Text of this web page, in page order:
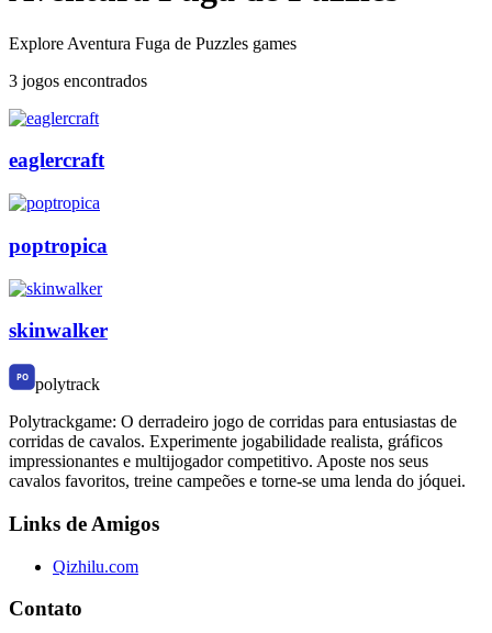
Explore Aventura Fuga de Puzzles games
3 jogos encontrados
eaglercraft
poptropica
skinwalker
polytrack
Polytrackgame: O derradeiro jogo de corridas para entusiastas de
corridas de cavalos. Experimente jogabilidade realista, gráficos
impressionantes e multijogador competitivo. Aposte nos seus
cavalos favoritos, treine campeões e torne-se uma lenda do jóquei.
Links de Amigos
Qizhilu.com
Contato